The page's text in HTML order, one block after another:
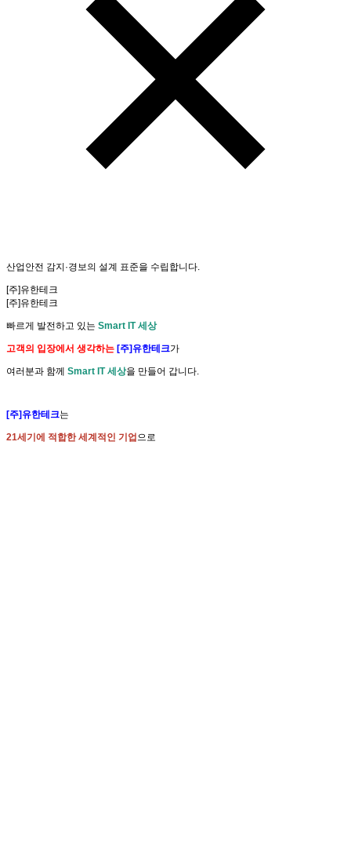
산업안전 감지·경보의 설계 표준을 수립합니다.
[주]유한테크
[주]유한테크
빠르게 발전하고 있는 Smart IT 세상
고객의 입장에서 생각하는 [주]유한테크가
여러분과 함께 Smart IT 세상을 만들어 갑니다.
[주]유한테크는
21세기에 적합한 세계적인 기업 으로